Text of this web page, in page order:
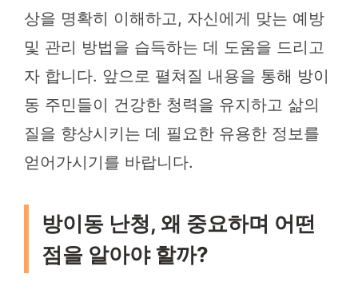
상을 명확히 이해하고, 자신에게 맞는 예방
및 관리 방법을 습득하는 데 도움을 드리고
자 합니다. 앞으로 펼쳐질 내용을 통해 방이
동 주민들이 건강한 청력을 유지하고 삶의
질을 향상시키는 데 필요한 유용한 정보를
얻어가시기를 바랍니다.
방이동 난청, 왜 중요하며 어떤
점을 알아야 할까?